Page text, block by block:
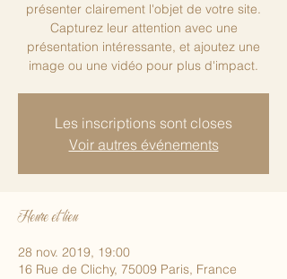
présenter clairement l'objet de votre site.
Capturez leur attention avec une
présentation intéressante, et ajoutez une
image ou une vidéo pour plus d'impact.
Les inscriptions sont closes
Voir autres événements
Heure et lieu
28 nov. 2019, 19:00
16 Rue de Clichy, 75009 Paris, France